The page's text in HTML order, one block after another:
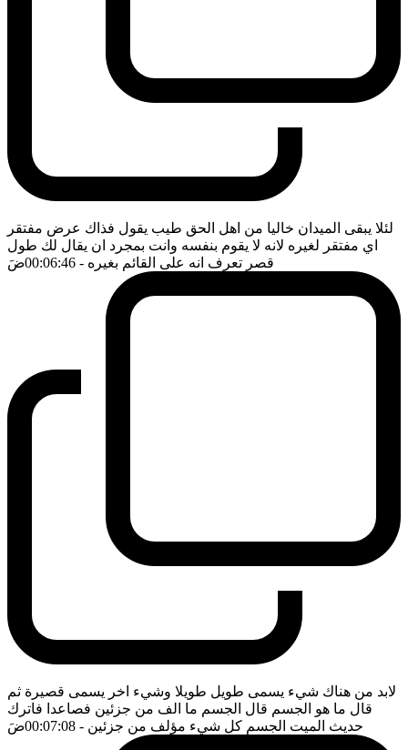
لئلا يبقى الميدان خاليا من اهل الحق طيب يقول فذاك عرض مفتقر
اي مفتقر لغيره لانه لا يقوم بنفسه وانت بمجرد ان يقال لك طول
قصر تعرف انه على القائم بغيره - 00:06:46 ضَ
لابد من هناك شيء يسمى طويل طويلا وشيء اخر يسمى قصيرة ثم
قال ما هو الجسم قال الجسم ما الف من جزئين فصاعدا فاترك
حديث الميت الجسم كل شيء مؤلف من جزئين - 00:07:08 ضَ